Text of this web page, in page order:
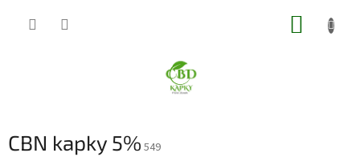
CBN kapky 5% 549